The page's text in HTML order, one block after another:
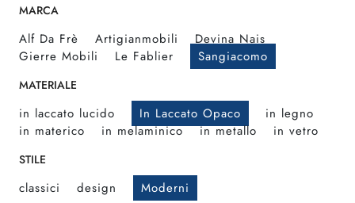
MARCA
Alf Da Frè Artigianmobili
Devina Nais
Gierre Mobili
Le Fablier Sangiacomo
MATERIALE
in laccato lucido In Laccato Opaco
in legno
in materico
in melaminico in metallo in vetro
STILE
classici design Moderni